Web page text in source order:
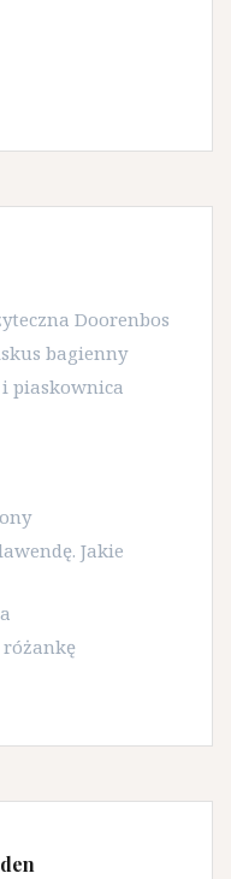
Doorenbos
bagienny
piaskownica
Jakie
różankę